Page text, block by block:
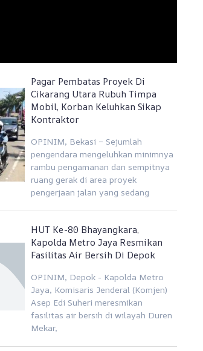
Pagar Pembatas Proyek Di
Cikarang Utara Rubuh Timpa
Mobil, Korban Keluhkan Sikap
Kontraktor
OPINIM, Bekasi – Sejumlah
pengendara mengeluhkan minimnya
rambu pengamanan dan sempitnya
ruang gerak di area proyek
pengerjaan jalan yang sedang
HUT Ke-80 Bhayangkara,
Kapolda Metro Jaya Resmikan
Fasilitas Air Bersih Di Depok
OPINIM, Depok - Kapolda Metro
Jaya, Komisaris Jenderal (Komjen)
Asep Edi Suheri meresmikan
fasilitas air bersih di wilayah Duren
Mekar,